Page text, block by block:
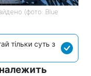
(фото: Blue
тільки суть з